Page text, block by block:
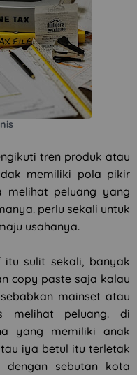
tren produk atau
memiliki pola pikir
melihat peluang yang
perlu sekali untuk
usahanya.
itu sulit sekali, banyak
copy paste saja kalau
mainset atau
melihat peluang. di
yang memiliki anak
iya betul itu terletak
sebutan kota